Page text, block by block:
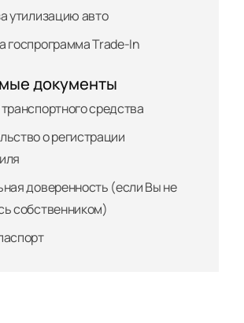
утилизацию авто
госпрограмма Trade-In
документы
средства
о регистрации
доверенность (если Вы не
собственником)